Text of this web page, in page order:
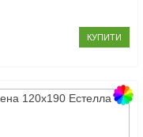
КУПИТИ